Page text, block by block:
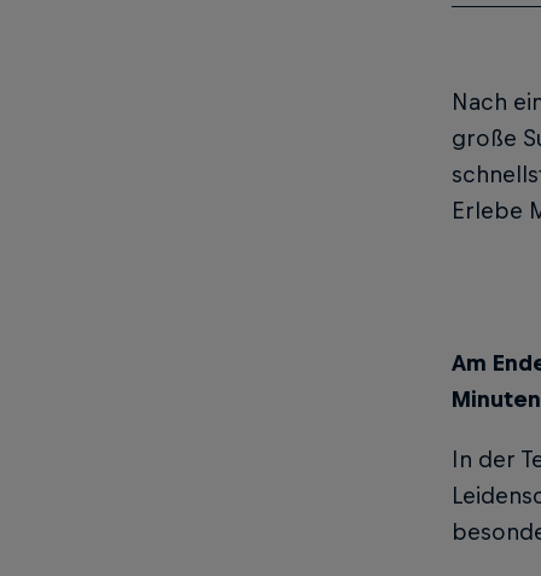
Nach
große
Erlebe
Am
In der